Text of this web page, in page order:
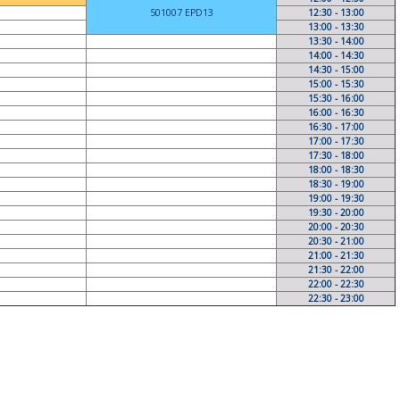
501007 EPD13
12:30 - 13:00
13:00 - 13:30
13:30 - 14:00
14:00 - 14:30
14:30 - 15:00
15:00 - 15:30
15:30 - 16:00
16:00 - 16:30
16:30 - 17:00
17:00 - 17:30
17:30 - 18:00
18:00 - 18:30
18:30 - 19:00
19:00 - 19:30
19:30 - 20:00
20:00 - 20:30
20:30 - 21:00
21:00 - 21:30
21:30 - 22:00
22:00 - 22:30
22:30 - 23:00